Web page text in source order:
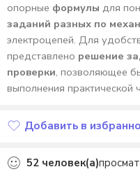
опорные формулы для
заданий разных по
электроцепей. Для
представлено решение
проверки, позволяющее
выполнения практической
Добавить в
52 человек(а)